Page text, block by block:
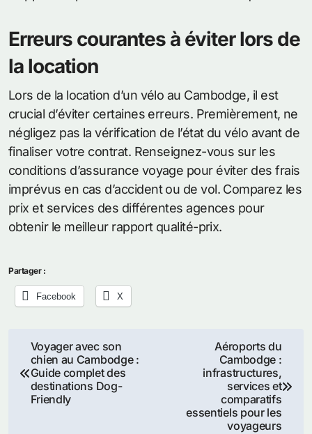
Erreurs courantes à éviter lors de
la location
Lors de la location d’un vélo au Cambodge, il est
crucial d’éviter certaines erreurs. Premièrement, ne
négligez pas la vérification de l’état du vélo avant de
finaliser votre contrat. Renseignez-vous sur les
conditions d’assurance voyage pour éviter des frais
imprévus en cas d’accident ou de vol. Comparez les
prix et services des différentes agences pour
obtenir le meilleur rapport qualité-prix.
Partager :
Facebook X
Navigation
de
l’article
Voyager avec son
chien au Cambodge :
Guide complet des
destinations Dog-
Friendly
Aéroports du
Cambodge :
infrastructures,
services et
comparatifs
essentiels pour les
voyageurs